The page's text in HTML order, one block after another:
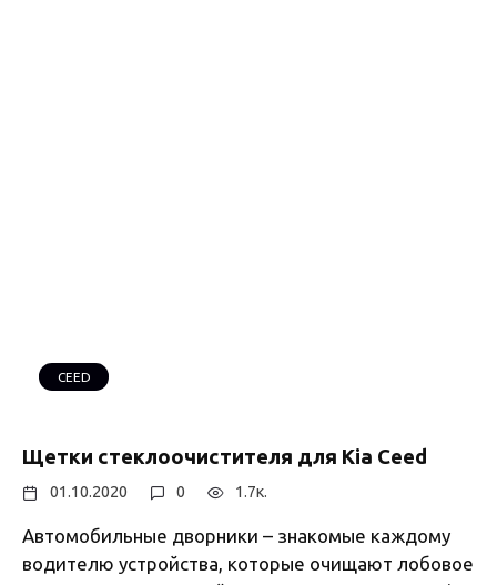
CEED
Щетки стеклоочистителя для Kia Ceed
01.10.2020 0 1.7к.
Автомобильные дворники – знакомые каждому
водителю устройства, которые очищают лобовое